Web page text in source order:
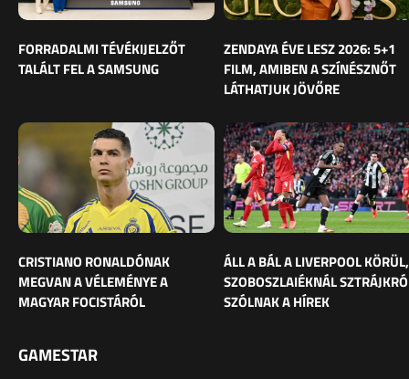
FORRADALMI TÉVÉKIJELZŐT
TALÁLT FEL A SAMSUNG
ZENDAYA ÉVE LESZ 2026: 5+1
FILM, AMIBEN A SZÍNÉSZNŐT
LÁTHATJUK JÖVŐRE
CRISTIANO RONALDÓNAK
MEGVAN A VÉLEMÉNYE A
MAGYAR FOCISTÁRÓL
ÁLL A BÁL A LIVERPOOL KÖRÜL,
SZOBOSZLAIÉKNÁL
SZÓLNAK A HÍREK
GAMESTAR